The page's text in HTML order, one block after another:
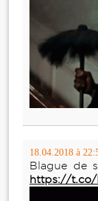
18.04.2018 à
Blague de
https://t.co/